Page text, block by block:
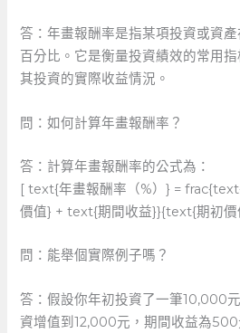
答：年畫報酬率是指某項投資或資
百分比。它是衡量投資績效的常用
其投資的實際收益情況。
問：如何計算年畫報酬率？
答：計算年畫報酬率的公式為：
[ text{年畫報酬率（%）} =
價值} + text{期間收益}}{text{期初
問：能舉個實際例子嗎？
答：假設你年初投資了一筆10,000
資增值到12,000元，期間收益為500